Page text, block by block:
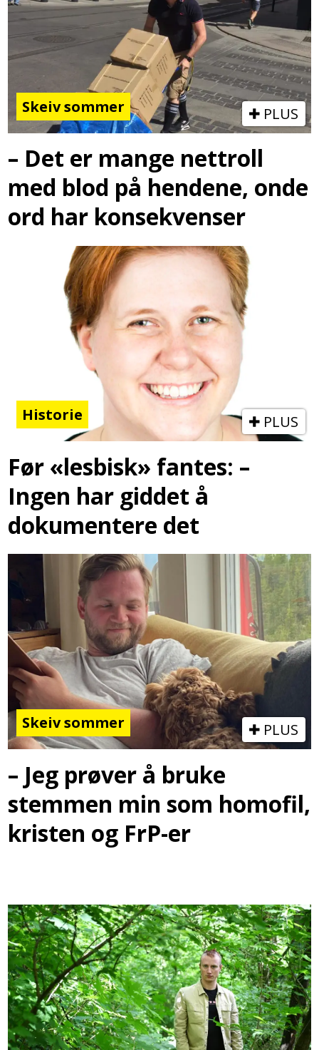
Skeiv sommer PLUS
– Det er mange nettroll
med blod på hendene, onde
ord har konsekvenser
Historie PLUS
Før «lesbisk» fantes: –
Ingen har giddet å
dokumentere det
Skeiv sommer PLUS
– Jeg prøver å bruke
stemmen min som homofil,
kristen og FrP-er